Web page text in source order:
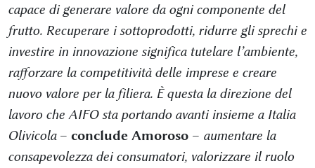
capace di generare valore da ogni componente del
frutto. Recuperare i sottoprodotti, ridurre gli sprechi e
investire in innovazione significa tutelare l’ambiente,
rafforzare la competitività delle imprese e creare
nuovo valore per la filiera. È questa la direzione del
lavoro che AIFO sta portando avanti insieme a Italia
Olivicola– conclude Amoroso– aumentare la
consapevolezza dei consumatori, valorizzare il ruolo